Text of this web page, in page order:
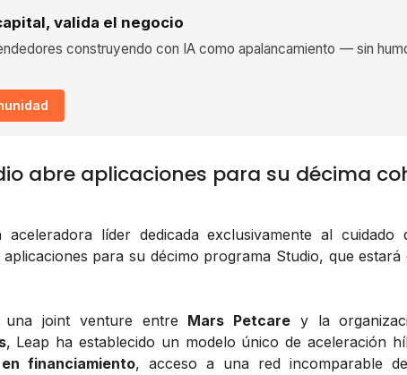
valida el negocio
construyendo con IA como apalancamiento — sin
abre aplicaciones para su décima
aceleradora líder dedicada exclusivamente al cuidado
para su décimo programa Studio, que estará
una joint venture entre Mars Petcare y la
, Leap ha establecido un modelo único de aceleración
financiamiento, acceso a una red incomparable